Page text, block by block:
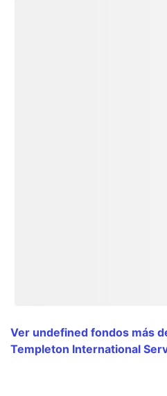
Ver undefined fondos más
Templeton International